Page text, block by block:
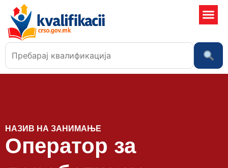
НАЗИВ НА ЗАНИМАЊЕ
Оператор за